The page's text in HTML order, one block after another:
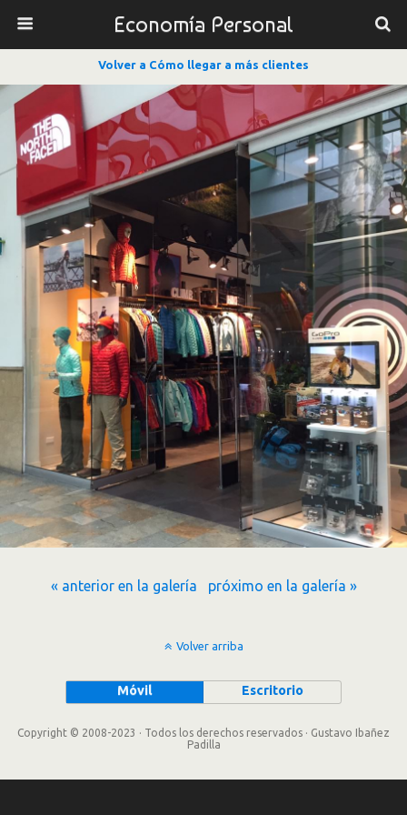
Economía Personal
Volver a Cómo llegar a más clientes
« anterior en la galería próximo en la galería »
Volver arriba
Móvil Escritorio
Copyright © 2008-2023 · Todos los derechos reservados · Gustavo Ibañez
Padilla